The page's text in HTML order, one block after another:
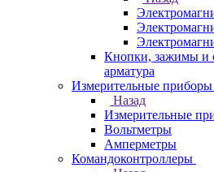
Кнопки, зажимы и
арматура
Измерительные приборы
Назад
Измерительные
Вольтметры
Амперметры
Командоконтроллеры